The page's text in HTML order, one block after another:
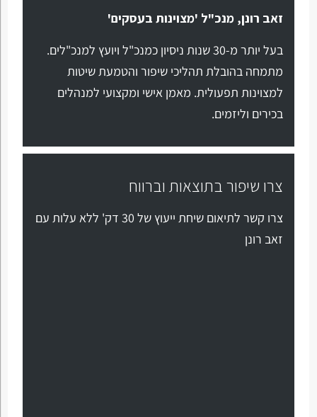
זאב רונן, מנכ"ל 'מצוינות בעסקים'
בעל יותר מ-30 שנות ניסיון כמנכ"ל ויועץ למנכ"לים.
מתמחה בהובלת תהליכי שיפור והטמעת שיטות
למצוינות תפעולית. מאמן אישי ומקצועי למנהלים
בכירים וליזמים.
צרו שיפור בתוצאות וברווח
צרו קשר לתיאום שיחת ייעוץ של 30 דק' ללא עלות עם
זאב רונן